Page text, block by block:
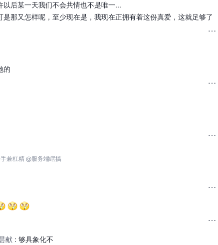
后某一天我们不会共情也不是唯一...
那又怎样呢，至少现在是，我现在正拥有着这份真爱，这就足够了
的
兼杠精 @服务端瞎搞
献 : 够具象化不